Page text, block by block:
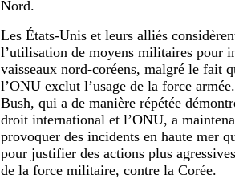
Nord.
Les États-Unis et leurs alliés
l’utilisation de moyens militaires pour
vaisseaux nord-coréens, malgré le fait
l’ONU exclut l’usage de la force
Bush, qui a de manière répétée
droit international et l’ONU, a
provoquer des incidents en haute mer
pour justifier des actions plus
de la force militaire, contre la Corée.